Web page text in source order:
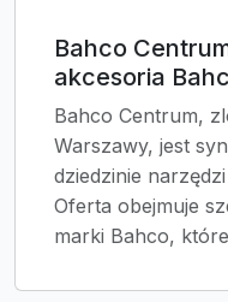
Bahco
akcesoria
Bahco Centrum,
Warszawy, jest
dziedzinie
Oferta obejmuje
marki Bahco,